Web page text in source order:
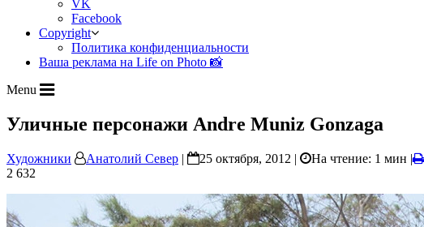
VK
Facebook
Copyright
Политика конфиденциальности
Ваша реклама на Life on Photo 📸
Menu
Уличные персонажи Andre Muniz Gonzaga
Художники Анатолий Север | 25 октября, 2012 | На чтение: 1 мин |
2 632